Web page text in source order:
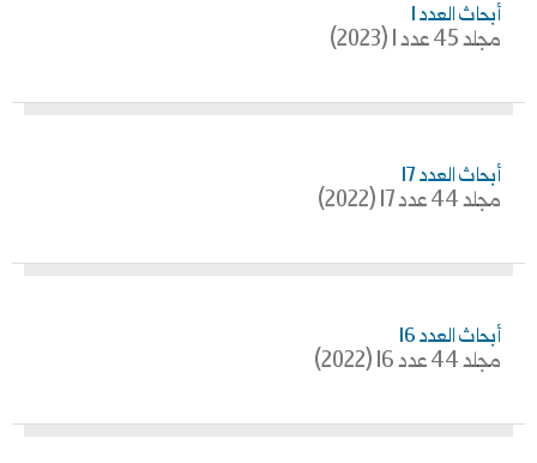
أبحاث العدد 1
مجلد 45 عدد 1 (2023)
أبحاث العدد 17
مجلد 44 عدد 17 (2022)
أبحاث العدد 16
مجلد 44 عدد 16 (2022)